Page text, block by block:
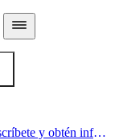
Acá comienza un estilo de vida saludable. Subscríbete y obtén información de primera mano